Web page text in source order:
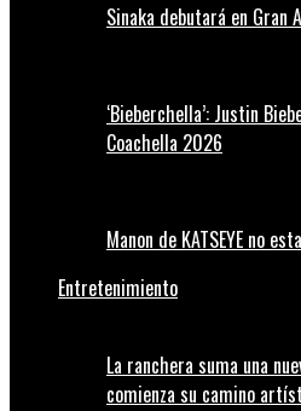
Sinaka debutará en Gran
‘Bieberchella’: Justin
Coachella 2026
Manon de KATSEYE no
Entretenimiento
La ranchera suma una
comienza su camino